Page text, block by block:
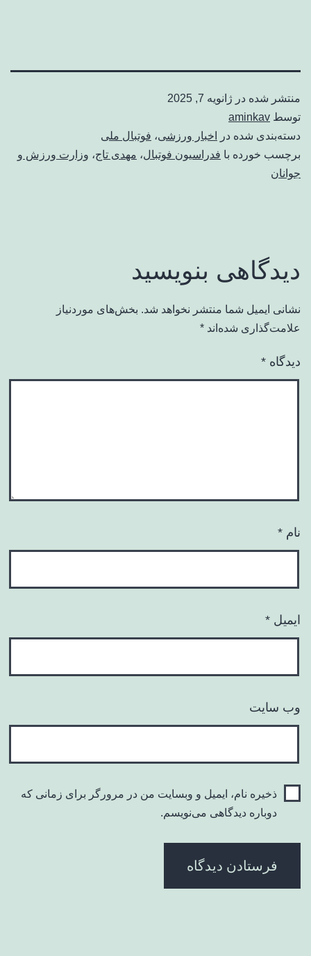
منتشر شده در ژانویه 7, 2025
توسط aminkav
دسته‌بندی شده در
اخبار ورزشی، فوتبال ملی
برچسب خورده با فدراسیون فوتبال، مهدی تاج، وزارت ورزش و
جوانان
دیدگاهی بنویسید
نشانی ایمیل شما منتشر نخواهد شد. بخش‌های موردنیاز
علامت‌گذاری شده‌اند *
دیدگاه *
نام *
ایمیل *
وب‌ سایت
ذخیره نام، ایمیل و وبسایت من در مرورگر برای زمانی که
دوباره دیدگاهی می‌نویسم.